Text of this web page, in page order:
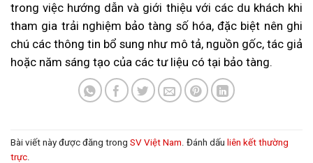
trong việc hướng dẫn và giới thiệu với các du khách khi
tham gia trải nghiệm bảo tàng số hóa, đặc biệt nên ghi
chú các thông tin bổ sung như mô tả, nguồn gốc, tác giả
hoặc năm sáng tạo của các tư liệu có tại bảo tàng.
Bài viết này được đăng trong SV Việt Nam . Đánh dấu liên kết thường
trực